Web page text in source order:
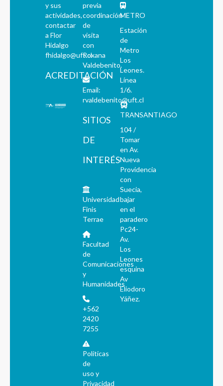
y sus
actividades,
contactar
a Flor
Hidalgo
fhidalgo@uft.cl
ACREDITACIÓN
previa
coordinación
de
visita
con
Roxana
Valdebenito.
Email:
rvaldebenito@uft.cl
SITIOS
DE
INTERÉS
Universidad
Finis
Terrae
Facultad
de
Comunicaciones
y
Humanidades
+562
2420
7255
Políticas
de
uso y
Privacidad
METRO
Estación
de
Metro
Los
Leones.
Línea
1/6.
TRANSANTIAGO
104 /
Tomar
en Av.
Nueva
Providencia
con
Suecia,
bajar
en el
paradero
Pc24-
Av.
Los
Leones
esquina
Av
Eliodoro
Yáñez.